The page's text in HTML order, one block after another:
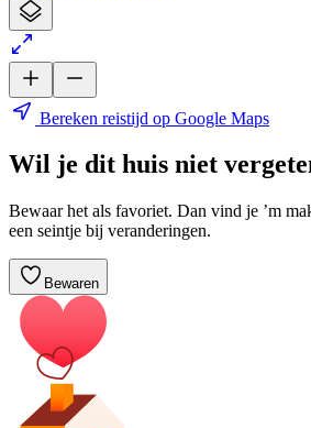
Bereken reistijd op Google Maps
Wil je dit huis niet
Bewaar het als favoriet. Dan vind je ’m
een seintje bij veranderingen.
Bewaren